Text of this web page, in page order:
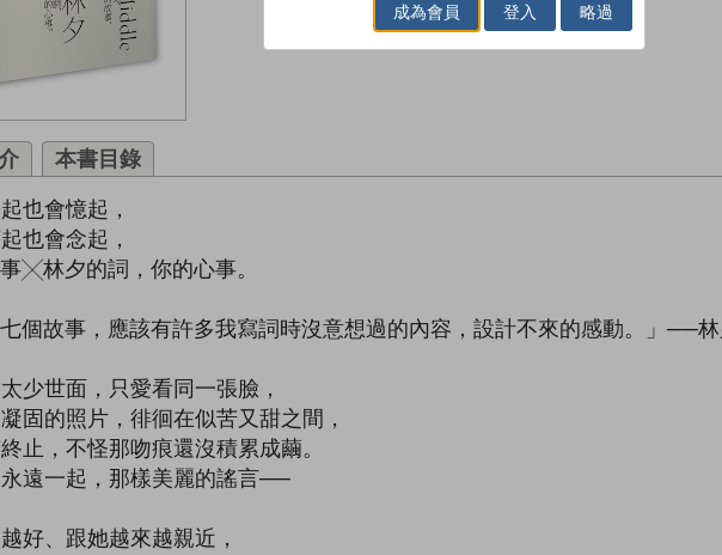
本書目錄
也會憶起，
也會念起，
╳林夕的詞，你的心事。
七個故事，應該有許多我寫詞時沒意想過的內容，設計不來的感動。」──
少世面，只愛看同一張臉，
固的照片，徘徊在似苦又甜之間，
止，不怪那吻痕還沒積累成繭。
遠一起，那樣美麗的謠言──
、跟她越來越親近，
成為會員 登入 略過